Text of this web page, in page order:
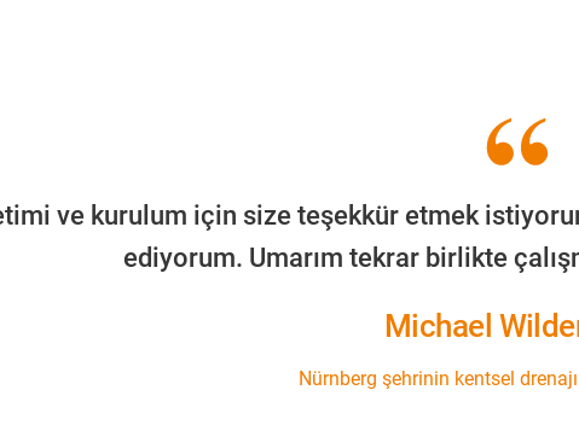
ve kurulum için size teşekkür etmek
ediyorum. Umarım tekrar birlikte
Michael
Nürnberg şehrinin kentsel